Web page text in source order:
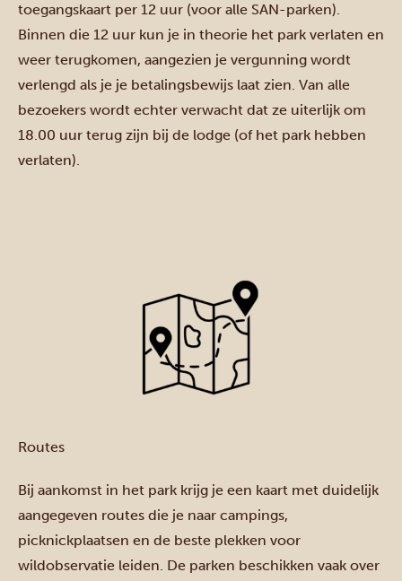
toegangskaart per 12 uur (voor alle SAN-parken).
Binnen die 12 uur kun je in theorie het park verlaten en
weer terugkomen, aangezien je vergunning wordt
verlengd als je je betalingsbewijs laat zien. Van alle
bezoekers wordt echter verwacht dat ze uiterlijk om
18.00 uur terug zijn bij de lodge (of het park hebben
verlaten).
Routes
Bij aankomst in het park krijg je een kaart met duidelijk
aangegeven routes die je naar campings,
picknickplaatsen en de beste plekken voor
wildobservatie leiden. De parken beschikken vaak over